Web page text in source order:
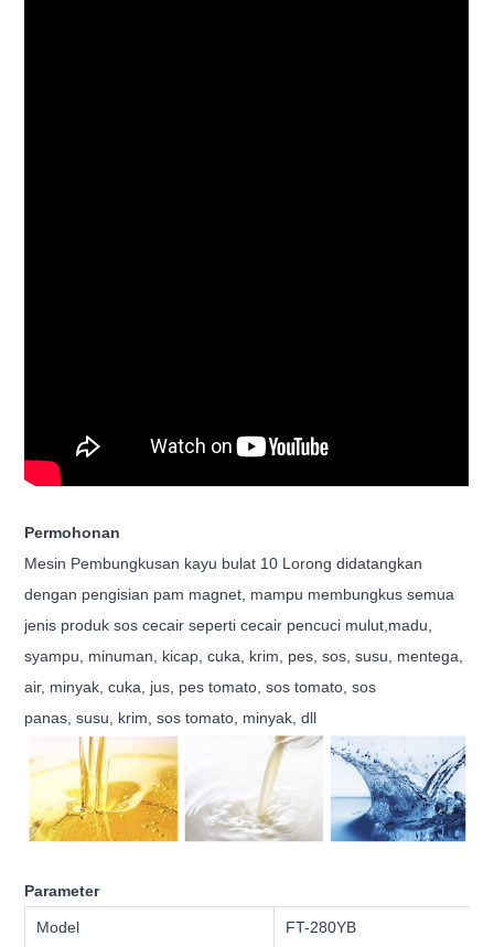
Permohonan
Mesin Pembungkusan kayu bulat 10 Lorong didatangkan
dengan pengisian pam magnet, mampu membungkus semua
jenis produk sos cecair seperti cecair pencuci mulut, madu,
syampu, minuman, kicap, cuka, krim, pes, sos, susu, mentega,
air, minyak, cuka, jus, pes tomato, sos tomato, sos
panas,susu, krim, sos tomato, minyak, dll
Parameter
Model FT-280YB